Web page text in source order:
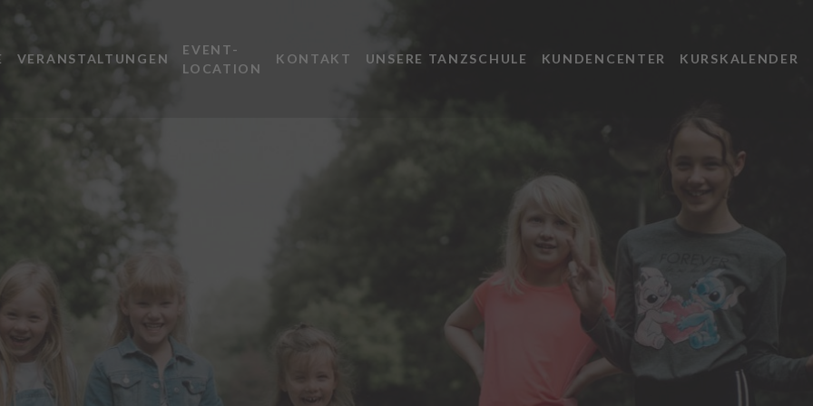
VERANSTALTUNGEN
EVENT-
LOCATION
KONTAKT UNSERE TANZSCHULE KUNDENCENTER KURSKALENDER